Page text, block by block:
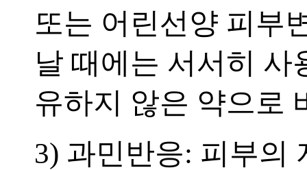
또는 어린선양 피부
날 때에는 서서히
유하지 않은 약으로
3) 과민반응: 피부의